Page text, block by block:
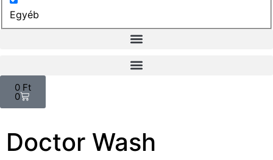
Egyéb
0 Ft
0
Doctor Wash